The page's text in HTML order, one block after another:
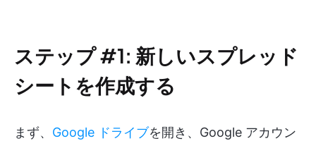
ステップ #1: 新しいスプレッド
シートを作成する
まず、 Google ドライブを開き、Google アカウン